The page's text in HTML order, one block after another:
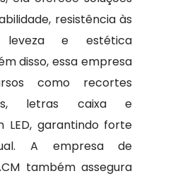
resistência às
leveza e estética
disso, essa empresa
como recortes
letras caixa e
LED, garantindo forte
A empresa de
também assegura